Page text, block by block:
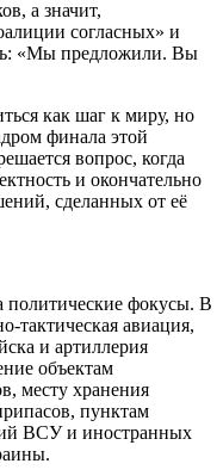
а значит,
согласных» и
«Мы предложили. Вы
как шаг к миру, но
финала этой
вопрос, когда
и окончательно
сделанных от её
политические фокусы. В
тактическая авиация,
и артиллерия
объектам
месту хранения
пунктам
ВСУ и иностранных